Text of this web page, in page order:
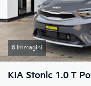
6 Immagini
KIA Stonic 1.0 T